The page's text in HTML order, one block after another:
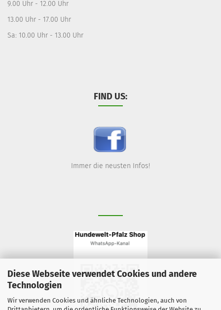
Diese Webseite verwendet Cookies und andere
Technologien
Wir verwenden Cookies und ähnliche Technologien, auch von
9.00 Uhr - 12.00 Uhr
13.00 Uhr - 17.00 Uhr
Sa: 10.00 Uhr - 13.00 Uhr
FIND US:
Immer die neusten Infos!